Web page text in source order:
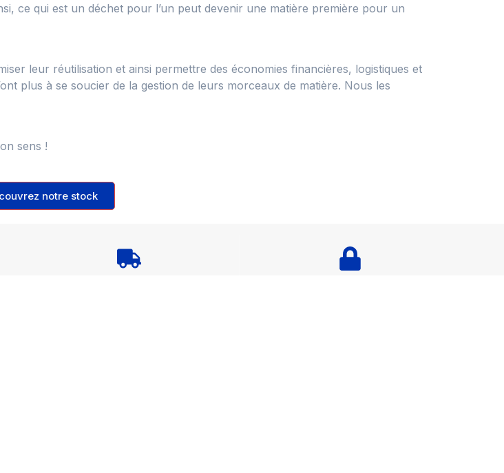
ce qui est un déchet pour l’un peut devenir une matière première pour un
leur réutilisation et ainsi permettre des économies financières, logistiques et
plus à se soucier de la gestion de leurs morceaux de matière. Nous les
sens !
notre stock